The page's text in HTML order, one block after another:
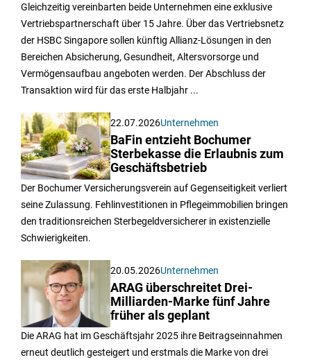
Gleichzeitig vereinbarten beide Unternehmen eine exklusive
Vertriebspartnerschaft über 15 Jahre. Über das Vertriebsnetz
der HSBC Singapore sollen künftig Allianz-Lösungen in den
Bereichen Absicherung, Gesundheit, Altersvorsorge und
Vermögensaufbau angeboten werden. Der Abschluss der
Transaktion wird für das erste Halbjahr ...
22.07.2026Unternehmen
BaFin entzieht Bochumer
Sterbekasse die Erlaubnis zum
Geschäftsbetrieb
Der Bochumer Versicherungsverein auf Gegenseitigkeit verliert
seine Zulassung. Fehlinvestitionen in Pflegeimmobilien bringen
den traditionsreichen Sterbegeldversicherer in existenzielle
Schwierigkeiten.
20.05.2026Unternehmen
ARAG überschreitet Drei-
Milliarden-Marke fünf Jahre
früher als geplant
Die ARAG hat im Geschäftsjahr 2025 ihre Beitragseinnahmen
erneut deutlich gesteigert und erstmals die Marke von drei